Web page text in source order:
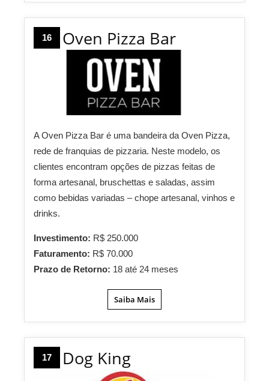
16 Oven Pizza Bar
A Oven Pizza Bar é uma bandeira da Oven Pizza,
rede de franquias de pizzaria. Neste modelo, os
clientes encontram opções de pizzas feitas de
forma artesanal, bruschettas e saladas, assim
como bebidas variadas – chope artesanal, vinhos e
drinks.
Investimento: R$ 250.000
Faturamento: R$ 70.000
Prazo de Retorno: 18 até 24 meses
Saiba Mais
17 Dog King